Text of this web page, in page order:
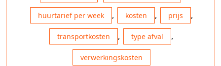
huurtarief per week , kosten , prijs ,
transportkosten , type afval ,
verwerkingskosten